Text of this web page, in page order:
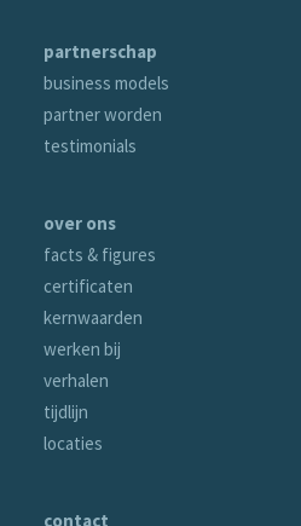
partnerschap
business models
partner worden
testimonials
over ons
facts & figures
certificaten
kernwaarden
werken bij
verhalen
tijdlijn
locaties
contact